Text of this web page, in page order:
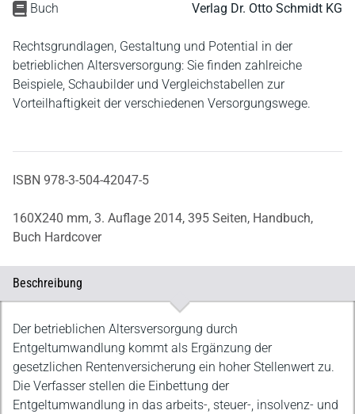
Buch Verlag Dr. Otto Schmidt KG
Rechtsgrundlagen, Gestaltung und Potential in der
betrieblichen Altersversorgung: Sie finden zahlreiche
Beispiele, Schaubilder und Vergleichstabellen zur
Vorteilhaftigkeit der verschiedenen Versorgungswege.
ISBN 978-3-504-42047-5
160X240 mm, 3. Auflage 2014, 395 Seiten, Handbuch,
Buch Hardcover
Beschreibung
Beschreibung
Der betrieblichen Altersversorgung durch
Entgeltumwandlung kommt als Ergänzung der
gesetzlichen Rentenversicherung ein hoher Stellenwert zu.
Die Verfasser stellen die Einbettung der
Entgeltumwandlung in das arbeits-, steuer-, insolvenz- und